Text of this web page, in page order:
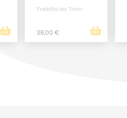
Prodotto da: Trinci
38,00 €